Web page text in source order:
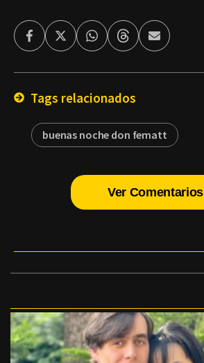
FacebookTwitterWhatsappThreadsEnviar
por
Tags relacionados
buenas noche don fematt
Ver Comentarios